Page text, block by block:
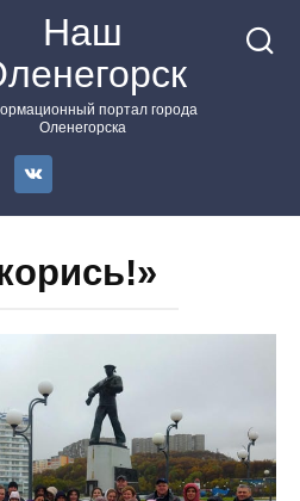
Наш
портал города
Оленегорска